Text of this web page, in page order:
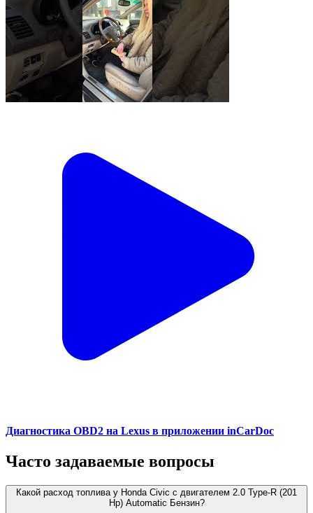
Диагностика OBD2 на Lexus в приложении inCarDoc
Часто задаваемые вопросы
Какой расход топлива у Honda Civic с двигателем 2.0 Type-R (201
Hp) Automatic Бензин?